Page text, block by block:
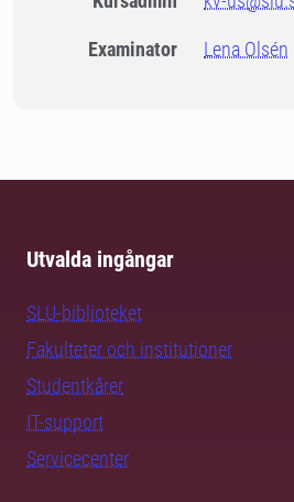
Examinator Lena Olsén
Utvalda ingångar
SLU-biblioteket
Fakulteter och institutioner
Studentkårer
IT-support
Servicecenter